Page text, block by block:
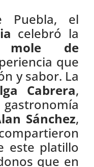
Puebla, el
celebró la
mole de
que
y sabor. La
Cabrera,
Sánchez,
este platillo
que en